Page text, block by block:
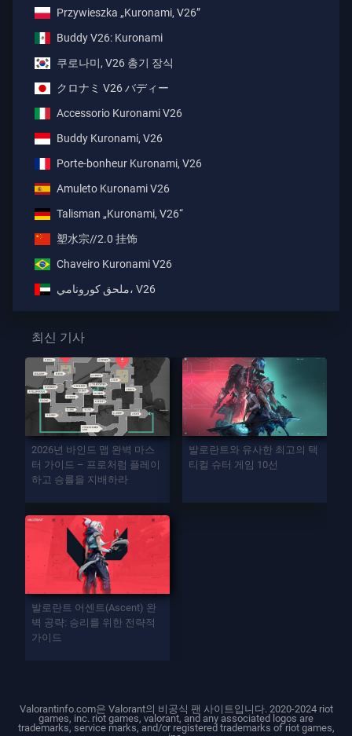
Przywieszka „Kuronami, V26”
Buddy V26: Kuronami
쿠로나미, V26 총기 장식
クロナミ V26 バディー
Accessorio Kuronami V26
Buddy Kuronami, V26
Porte-bonheur Kuronami, V26
Amuleto Kuronami V26
Talisman „Kuronami, V26“
塑水宗//2.0 挂饰
Chaveiro Kuronami V26
ملحق كورونامي، V26
최신 기사
2026년 바인드 맵 완벽 마스
터 가이드 – 프로처럼 플레이
하고 승률을 지배하라
발로란트와 유사한 최고의 택
티컬 슈터 게임 10선
발로란트 어센트(Ascent) 완
벽 공략: 승리를 위한 전략적
가이드
Valorantinfo.com은 Valorant의 비공식 팬 사이트입니다. 2020-2024 riot
games, inc. riot games, valorant, and any associated logos are
trademarks, service marks, and/or registered trademarks of riot games,